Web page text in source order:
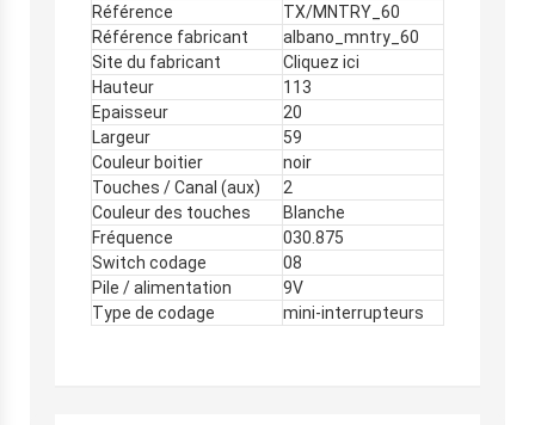
Référence
TX/MNTRY_60
Référence fabricant
albano_mntry_60
Site du fabricant
Cliquez ici
Hauteur
113
Epaisseur
20
Largeur
59
Couleur boitier
noir
Touches / Canal (aux)
2
Couleur des touches
Blanche
Fréquence
030.875
Switch codage
08
Pile / alimentation
9V
Type de codage
mini-interrupteurs